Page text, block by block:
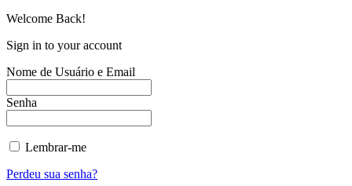
Welcome Back!
Sign in to your account
Nome de Usuário e Email
Senha
Lembrar-me
Perdeu sua senha?